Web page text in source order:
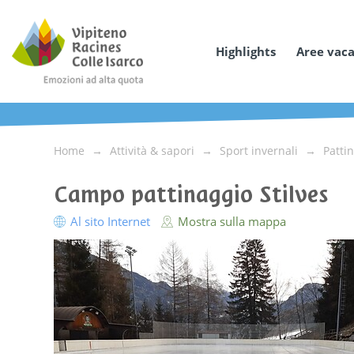
Highlights Aree
Home Attività & sapori Sport invernali
Campo pattinaggio Stilves
Al sito Internet Mostra sulla mappa